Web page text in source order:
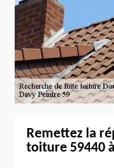
Remettez la
toiture 59440